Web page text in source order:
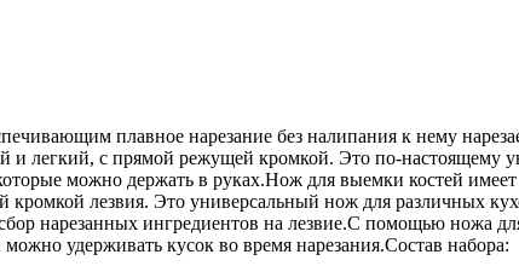
плавное нарезание без налипания к нему
и легкий, с прямой режущей кромкой. Это по-настоящему
можно держать в руках.Нож для выемки костей имеет
кромкой лезвия. Это универсальный нож для различных
нарезанных ингредиентов на лезвие.С помощью ножа
удерживать кусок во время нарезания.Состав набора: